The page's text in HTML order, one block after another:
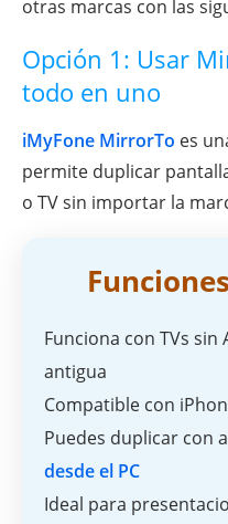
otras marcas con las
Opción 1: Usar
todo en uno
iMyFone MirrorTo es
permite duplicar
o TV sin importar la
Funciones
Funciona con TVs sin
antigua
Compatible con
Puedes duplicar con
desde el PC
Ideal para